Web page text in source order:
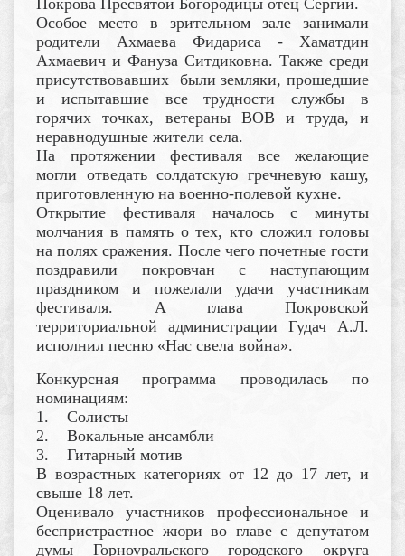
Особое место в зрительном зале занимали
родители Ахмаева Фидариса - Хаматдин
Ахмаевич и Фануза Ситдиковна. Также среди
присутствовавших были земляки, прошедшие
и испытавшие все трудности службы в
горячих точках, ветераны ВОВ и труда, и
неравнодушные жители села.
На протяжении фестиваля все желающие
могли отведать солдатскую гречневую кашу,
приготовленную на военно-полевой кухне.
Открытие фестиваля началось с минуты
молчания в память о тех, кто сложил головы
на полях сражения. После чего почетные гости
поздравили покровчан с наступающим
праздником и пожелали удачи участникам
фестиваля. А глава Покровской
территориальной администрации Гудач А.Л.
исполнил песню «Нас свела война».
Конкурсная программа проводилась по
номинациям:
1. Солисты
2. Вокальные ансамбли
3. Гитарный мотив
В возрастных категориях от 12 до 17 лет, и
свыше 18 лет.
Оценивало участников профессиональное и
беспристрастное жюри во главе с депутатом
думы Горноуральского городского округа